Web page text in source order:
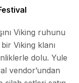
Viking ruhunu
Viking klanı
dolu. Yule
vendor’undan